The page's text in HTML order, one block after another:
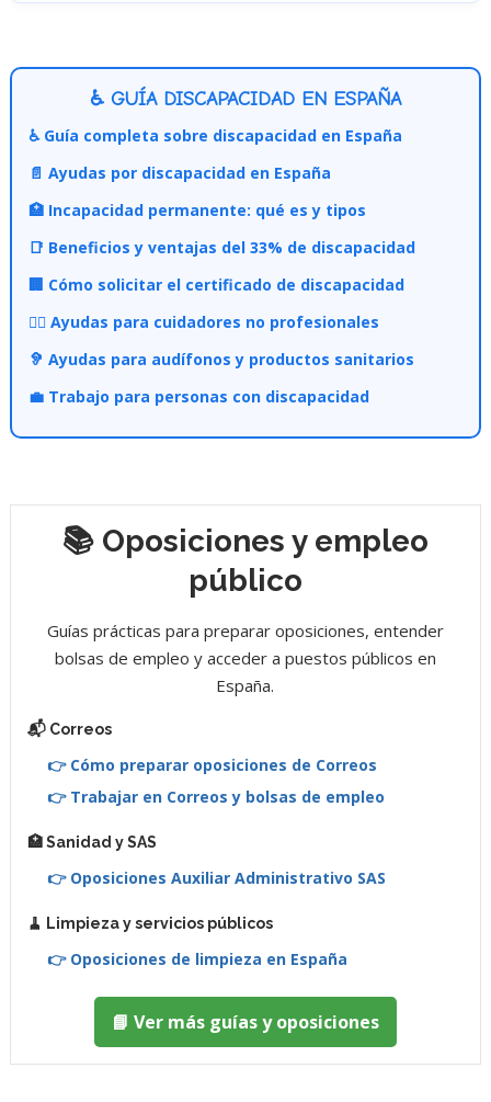
♿ GUÍA DISCAPACIDAD EN ESPAÑA
♿ Guía completa sobre discapacidad en España
📄 Ayudas por discapacidad en España
🏥 Incapacidad permanente: qué es y tipos
📑 Beneficios y ventajas del 33% de discapacidad
🏢 Cómo solicitar el certificado de discapacidad
👩‍⚕️ Ayudas para cuidadores no profesionales
🦻 Ayudas para audífonos y productos sanitarios
💼 Trabajo para personas con discapacidad
📚 Oposiciones y empleo
público
Guías prácticas para preparar oposiciones, entender
bolsas de empleo y acceder a puestos públicos en
España.
📬 Correos
👉 Cómo preparar oposiciones de Correos
👉 Trabajar en Correos y bolsas de empleo
🏥 Sanidad y SAS
👉 Oposiciones Auxiliar Administrativo SAS
🧹 Limpieza y servicios públicos
👉 Oposiciones de limpieza en España
📘 Ver más guías y oposiciones